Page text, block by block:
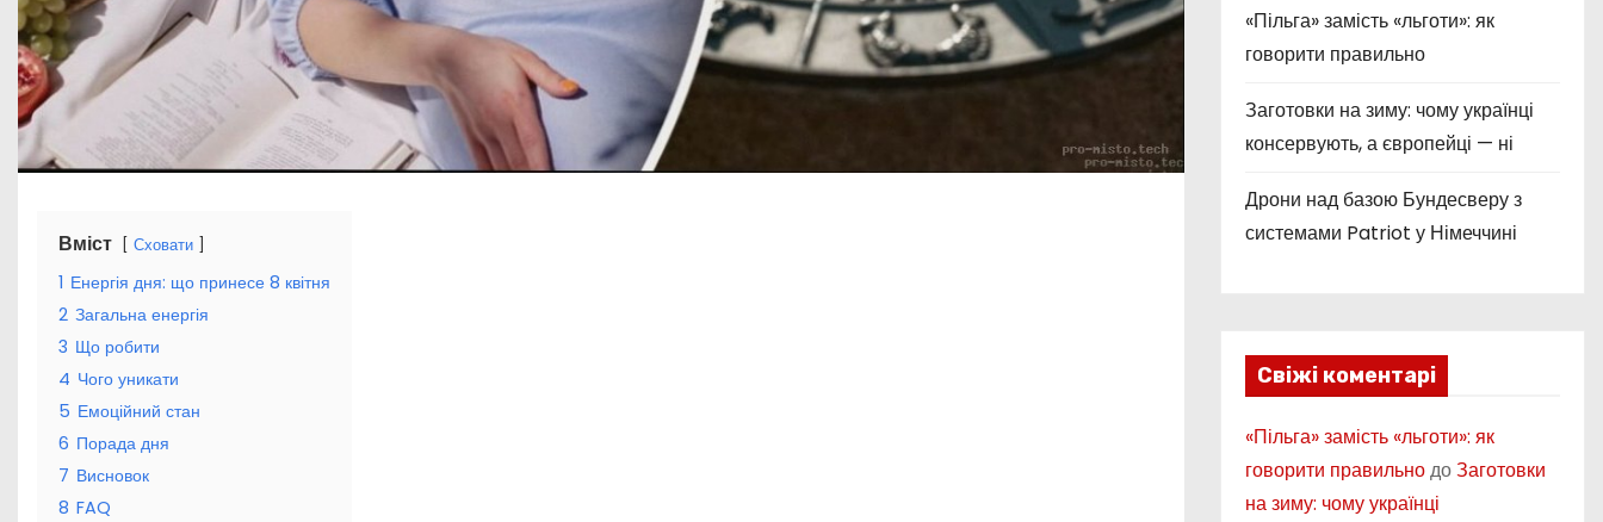
Вміст Сховати
1 Енергія дня: що принесе 8 квітня
2 Загальна енергія
3 Що робити
4 Чого уникати
5 Емоційний стан
6 Порада дня
7 Висновок
8 FAQ
«Пільга» замість «льготи»: як
говорити правильно
Заготовки на зиму: чому українці
консервують, а європейці — ні
Дрони над базою Бундесверу з
системами Patriot у Німеччині
Свіжі коментарі
«Пільга» замість «льготи»: як
говорити правильнодоЗаготовки
на зиму: чому українці